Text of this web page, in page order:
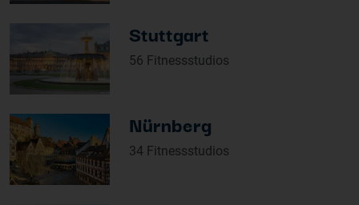
Stuttgart
56 Fitnessstudios
Nürnberg
34 Fitnessstudios